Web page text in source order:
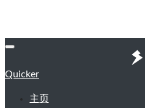
Quicker
主页